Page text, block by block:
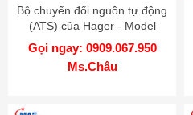
Bộ chuyển đổi nguồn tự động
(ATS) của Hager - Model
HZ164
Gọi ngay: 0909.067.950
Ms.Châu